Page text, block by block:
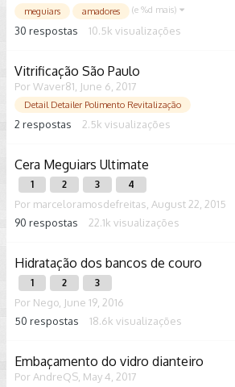
meguiars amadores (e %d mais)
30 respostas 10.5k visualizações
Vitrificação São Paulo
Por Waver81 June 6, 2017
Detail Detailer Polimento Revitalização
2 respostas 2.5k visualizações
Cera Meguiars Ultimate
1 2 3 4
Por marceloramosdefreitas August 22, 2015
90 respostas 22.1k visualizações
Hidratação dos bancos de couro
1 2 3
Por Nego June 19, 2016
50 respostas 18.6k visualizações
Embaçamento do vidro dianteiro
Por AndreQS May 4, 2017